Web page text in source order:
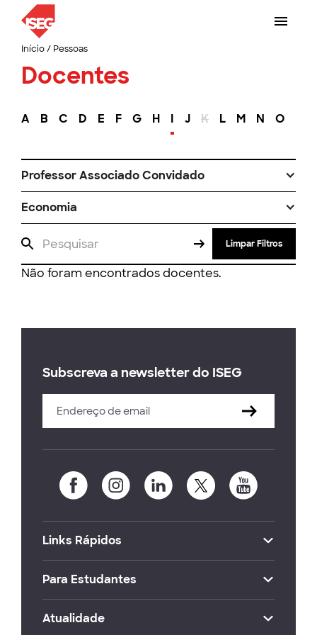
Início/ Pessoas
Docentes
A B C D E F G H I J K L M N O
Professor Associado Convidado
Economia
Limpar Filtros
Não foram encontrados docentes.
Subscreva a newsletter do ISEG
Links Rápidos
Para Estudantes
Atualidade